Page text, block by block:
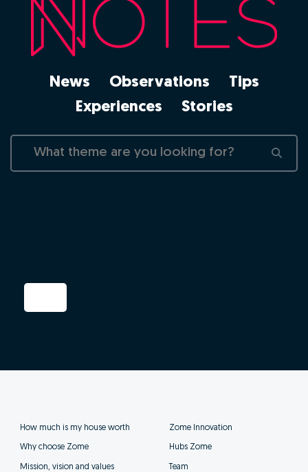
News Observations
Tips
Experiences
Stories
How much is my house worth
Why choose Zome
Mission, vision and values
Zome Innovation
Hubs Zome
Team